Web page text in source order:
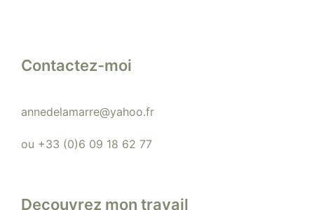
Contactez-moi
annedelamarre@yahoo.fr
ou +33 (0)6 09 18 62 77
Decouvrez mon travail